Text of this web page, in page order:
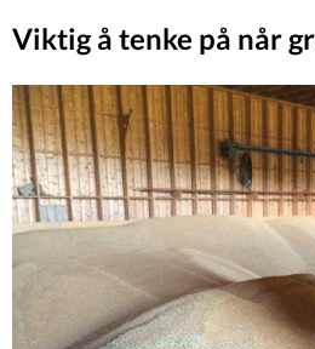
Viktig å tenke på når